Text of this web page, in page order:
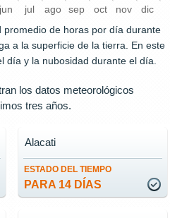
jun jul ago sep oct nov dic
promedio de horas por día durante
a la superficie de la tierra. En este
día y la nubosidad durante el día.
los datos meteorológicos
tres años.
ESTADO DEL TIEMPO
PARA 14 DÍAS
Alacati